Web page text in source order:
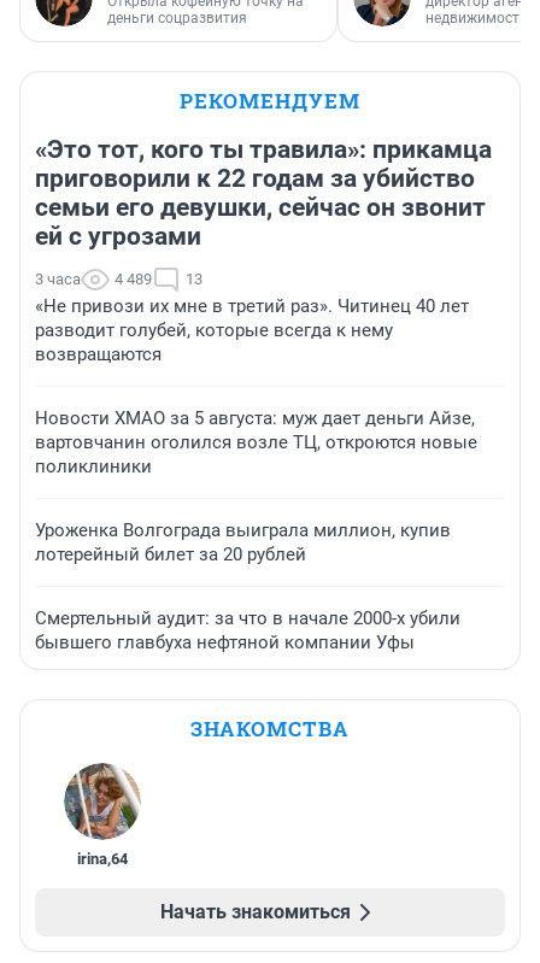
деньги соцразвития
недвижимости
РЕКОМЕНДУЕМ
«Это тот, кого ты травила»: прикамца
приговорили к 22 годам за убийство
семьи его девушки, сейчас он звонит
ей с угрозами
3 часа 4 489 13
«Не привози их мне в третий раз». Читинец 40 лет
разводит голубей, которые всегда к нему
возвращаются
Новости ХМАО за 5 августа: муж дает деньги Айзе,
вартовчанин оголился возле ТЦ, откроются новые
поликлиники
Уроженка Волгограда выиграла миллион, купив
лотерейный билет за 20 рублей
Смертельный аудит: за что в начале 2000-х убили
бывшего главбуха нефтяной компании Уфы
ЗНАКОМСТВА
irina,64
Начать знакомиться